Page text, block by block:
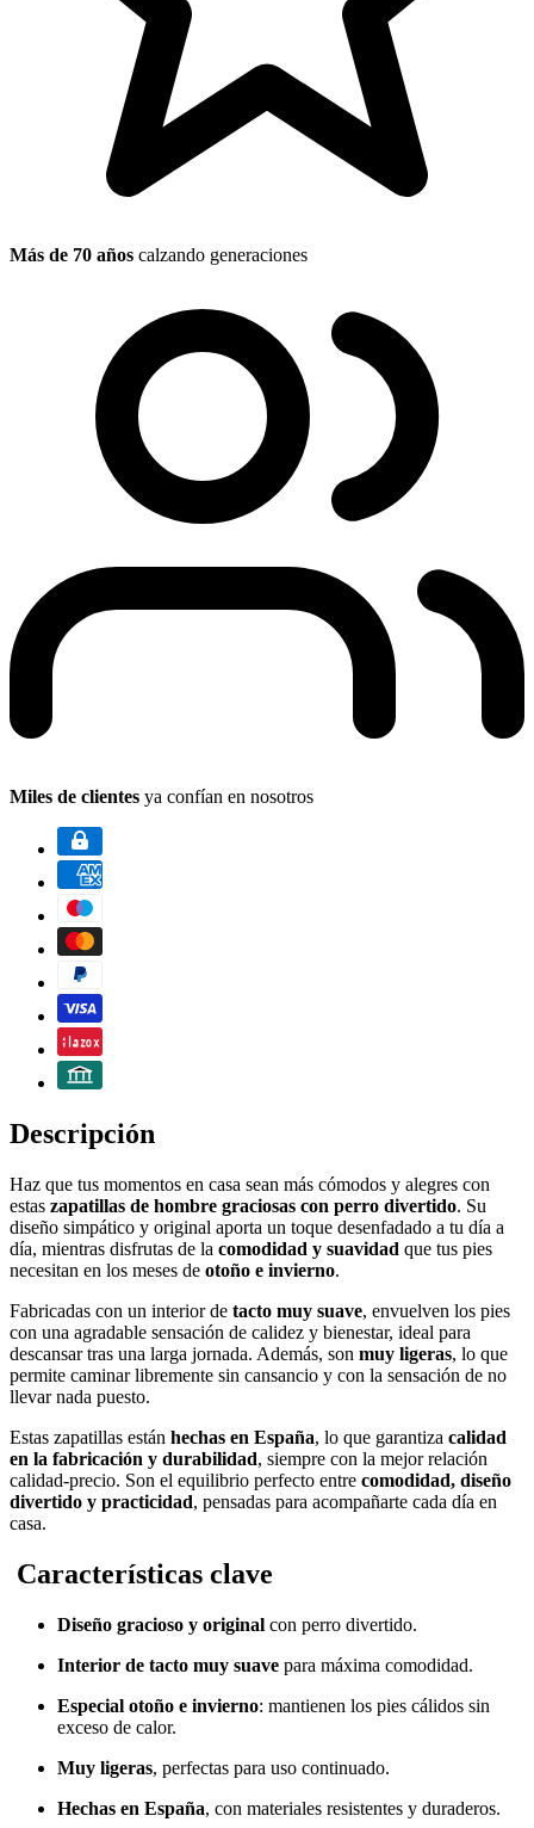
Más de 70 años calzando generaciones
Miles de clientes ya confían en nosotros
Descripción
Haz que tus momentos en casa sean más cómodos y alegres con
estas zapatillas de hombre graciosas con perro divertido. Su
diseño simpático y original aporta un toque desenfadado a tu día a
día, mientras disfrutas de la comodidad y suavidad que tus pies
necesitan en los meses de otoño e invierno.
Fabricadas con un interior de tacto muy suave, envuelven los pies
con una agradable sensación de calidez y bienestar, ideal para
descansar tras una larga jornada. Además, son muy ligeras, lo que
permite caminar libremente sin cansancio y con la sensación de no
llevar nada puesto.
Estas zapatillas están hechas en España, lo que garantiza calidad
en la fabricación y durabilidad, siempre con la mejor relación
calidad-precio. Son el equilibrio perfecto entre comodidad, diseño
divertido y practicidad, pensadas para acompañarte cada día en
casa.
Características clave
Diseño gracioso y original con perro divertido.
Interior de tacto muy suave para máxima comodidad.
Especial otoño e invierno: mantienen los pies cálidos sin
exceso de calor.
Muy ligeras, perfectas para uso continuado.
Hechas en España, con materiales resistentes y duraderos.